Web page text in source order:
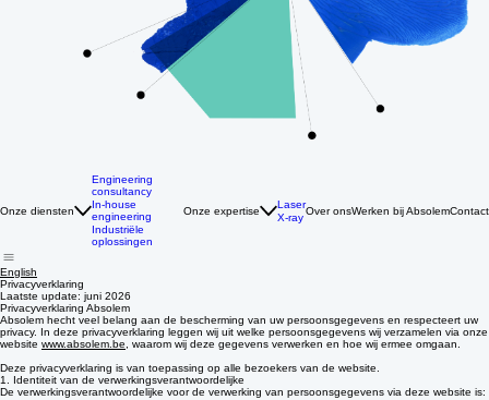
Engineering
consultancy
In-house
engineering
Industriële
Laser
English
Privacyverklaring
Laatste update: juni 2026
Privacyverklaring Absolem
Absolem hecht veel belang aan de bescherming van uw persoonsgegevens en respecteert uw
privacy. In deze privacyverklaring leggen wij uit welke persoonsgegevens wij verzamelen via onze
Deze privacyverklaring is van toepassing op alle bezoekers van de website.
1. Identiteit van de verwerkingsverantwoordelijke